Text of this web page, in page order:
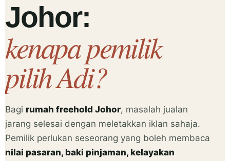
Johor:
kenapa pemilik
pilih Adi?
Bagi rumah freehold Johor, masalah jualan
jarang selesai dengan meletakkan iklan sahaja.
Pemilik perlukan seseorang yang boleh membaca
nilai pasaran, baki pinjaman, kelayakan